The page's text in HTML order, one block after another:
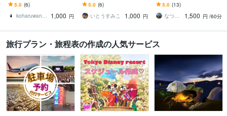
の駅スタンプ完全制覇の
私に任せてください
5.0 (6)
koharuwanwan
1,000 円
します ディズニー初心者
さんも安心のオーダーメ
イドでしおりまで納品！
5.0 (6)
いとうすみこ
1,000 円
相談】【バケパプランの
添削】☆ビデオチャット
5.0 (13)
なつ：元旅行会社のテーマパークサポート
1,500 円 /60分
旅行プラン・旅程表の作成の人気サービス